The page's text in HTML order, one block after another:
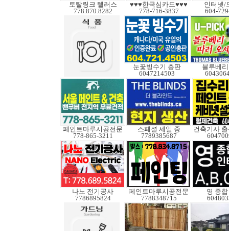
토탈링크 텔러스
778.870.8282
♥♥♥한국심카드♥♥♥
778-716-3837
인터넷/
604-
눈꽃빙수기 총판
6047214503
블루베
페인트마루시공전문
778-865-3211
스페셜 세일 중
7789385687
건축기사
나노 전기공사
7786895824
페인트마루시공전문
7788348715
영 종